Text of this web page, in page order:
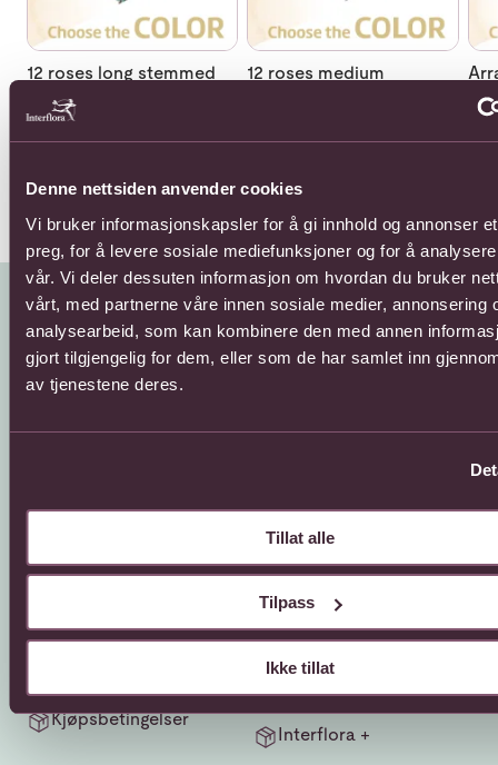
Denne nettsiden anvender cookies
Vi bruker informasjonskapsler for å gi innhold og annonser
preg, for å levere sosiale mediefunksjoner og for å
vår. Vi deler dessuten informasjon om hvordan du bruker
vårt, med partnerne våre innen sosiale medier, annonsering
analysearbeid, som kan kombinere den med annen
gjort tilgjengelig for dem, eller som de har samlet inn
av tjenestene deres.
Tillat alle
Tilpass
Ikke tillat
12 roses long stemmed
1617,-
12 roses medium
08:00 - 18:00
08:00 - 13:00
Kjøpsbetingelser
800 40 400
08:00 - 18:00
Lørdag
08:00 - 13:00
utlandet
Gavekort
Interflora +